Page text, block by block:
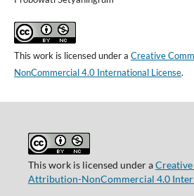
This work is licensed under a Creative
NonCommercial 4.0 International License.
This work is licensed under a
Attribution-NonCommercial 4.0